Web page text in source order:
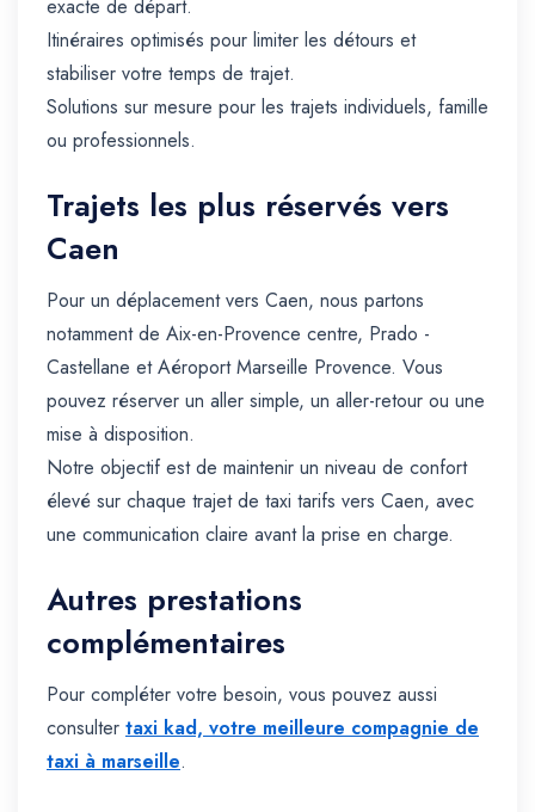
exacte de départ.
Itinéraires optimisés pour limiter les détours et
stabiliser votre temps de trajet.
Solutions sur mesure pour les trajets individuels, famille
ou professionnels.
Trajets les plus réservés vers
Caen
Pour un déplacement vers Caen, nous partons
notamment de Aix-en-Provence centre, Prado -
Castellane et Aéroport Marseille Provence. Vous
pouvez réserver un aller simple, un aller-retour ou une
mise à disposition.
Notre objectif est de maintenir un niveau de confort
élevé sur chaque trajet de taxi tarifs vers Caen, avec
une communication claire avant la prise en charge.
Autres prestations
complémentaires
Pour compléter votre besoin, vous pouvez aussi
consulter taxi kad, votre meilleure compagnie de
taxi à marseille.